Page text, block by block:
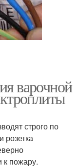
варочной
строго по
розетка
к пожару.